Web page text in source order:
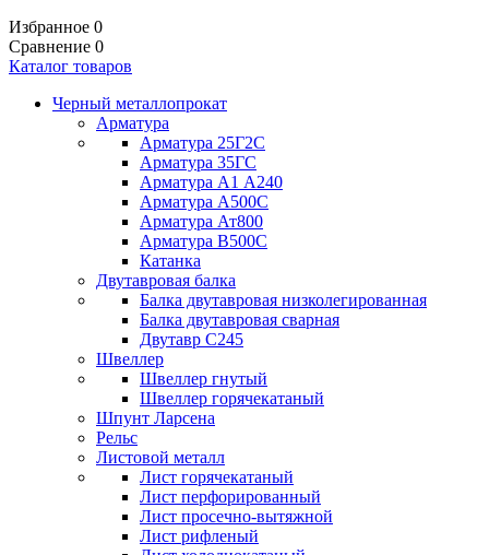
Избранное 0
Сравнение 0
Каталог товаров
Черный металлопрокат
Арматура
Арматура 25Г2С
Арматура 35ГС
Арматура А1 А240
Арматура А500С
Арматура Ат800
Арматура В500С
Катанка
Двутавровая балка
Балка двутавровая низколегированная
Балка двутавровая сварная
Двутавр С245
Швеллер
Швеллер гнутый
Швеллер горячекатаный
Шпунт Ларсена
Рельс
Листовой металл
Лист горячекатаный
Лист перфорированный
Лист просечно-вытяжной
Лист рифленый